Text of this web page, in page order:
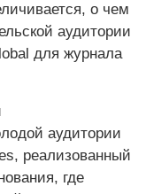
о чем
аудитории
для журнала
аудитории
реализованный
где